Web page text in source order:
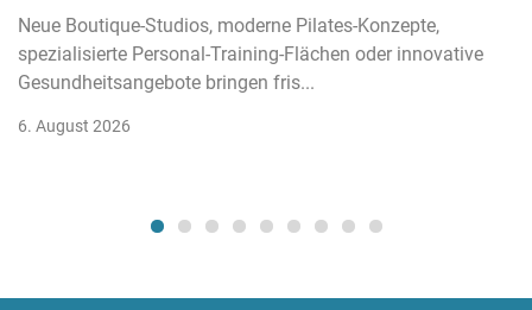
Neue Boutique-Studios, moderne Pilates-Konzepte,
spezialisierte Personal-Training-Flächen oder innovative
Gesundheitsangebote bringen fris...
6. August 2026